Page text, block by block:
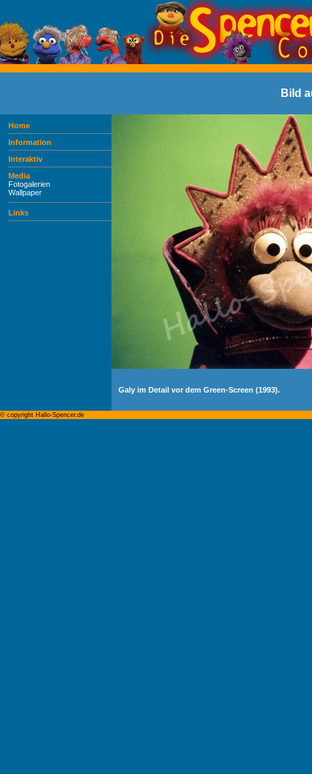
Bild
Home
Information
Interaktiv
Media
Fotogalerien
Wallpaper
Links
Galy im Detail vor dem Green-Screen (1993).
© copyright Hallo-Spencer.de